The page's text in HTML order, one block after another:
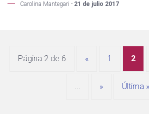
Carolina Mantegari - 21 de julio 2017
Página 2 de 6 « 1 2
... » Última »